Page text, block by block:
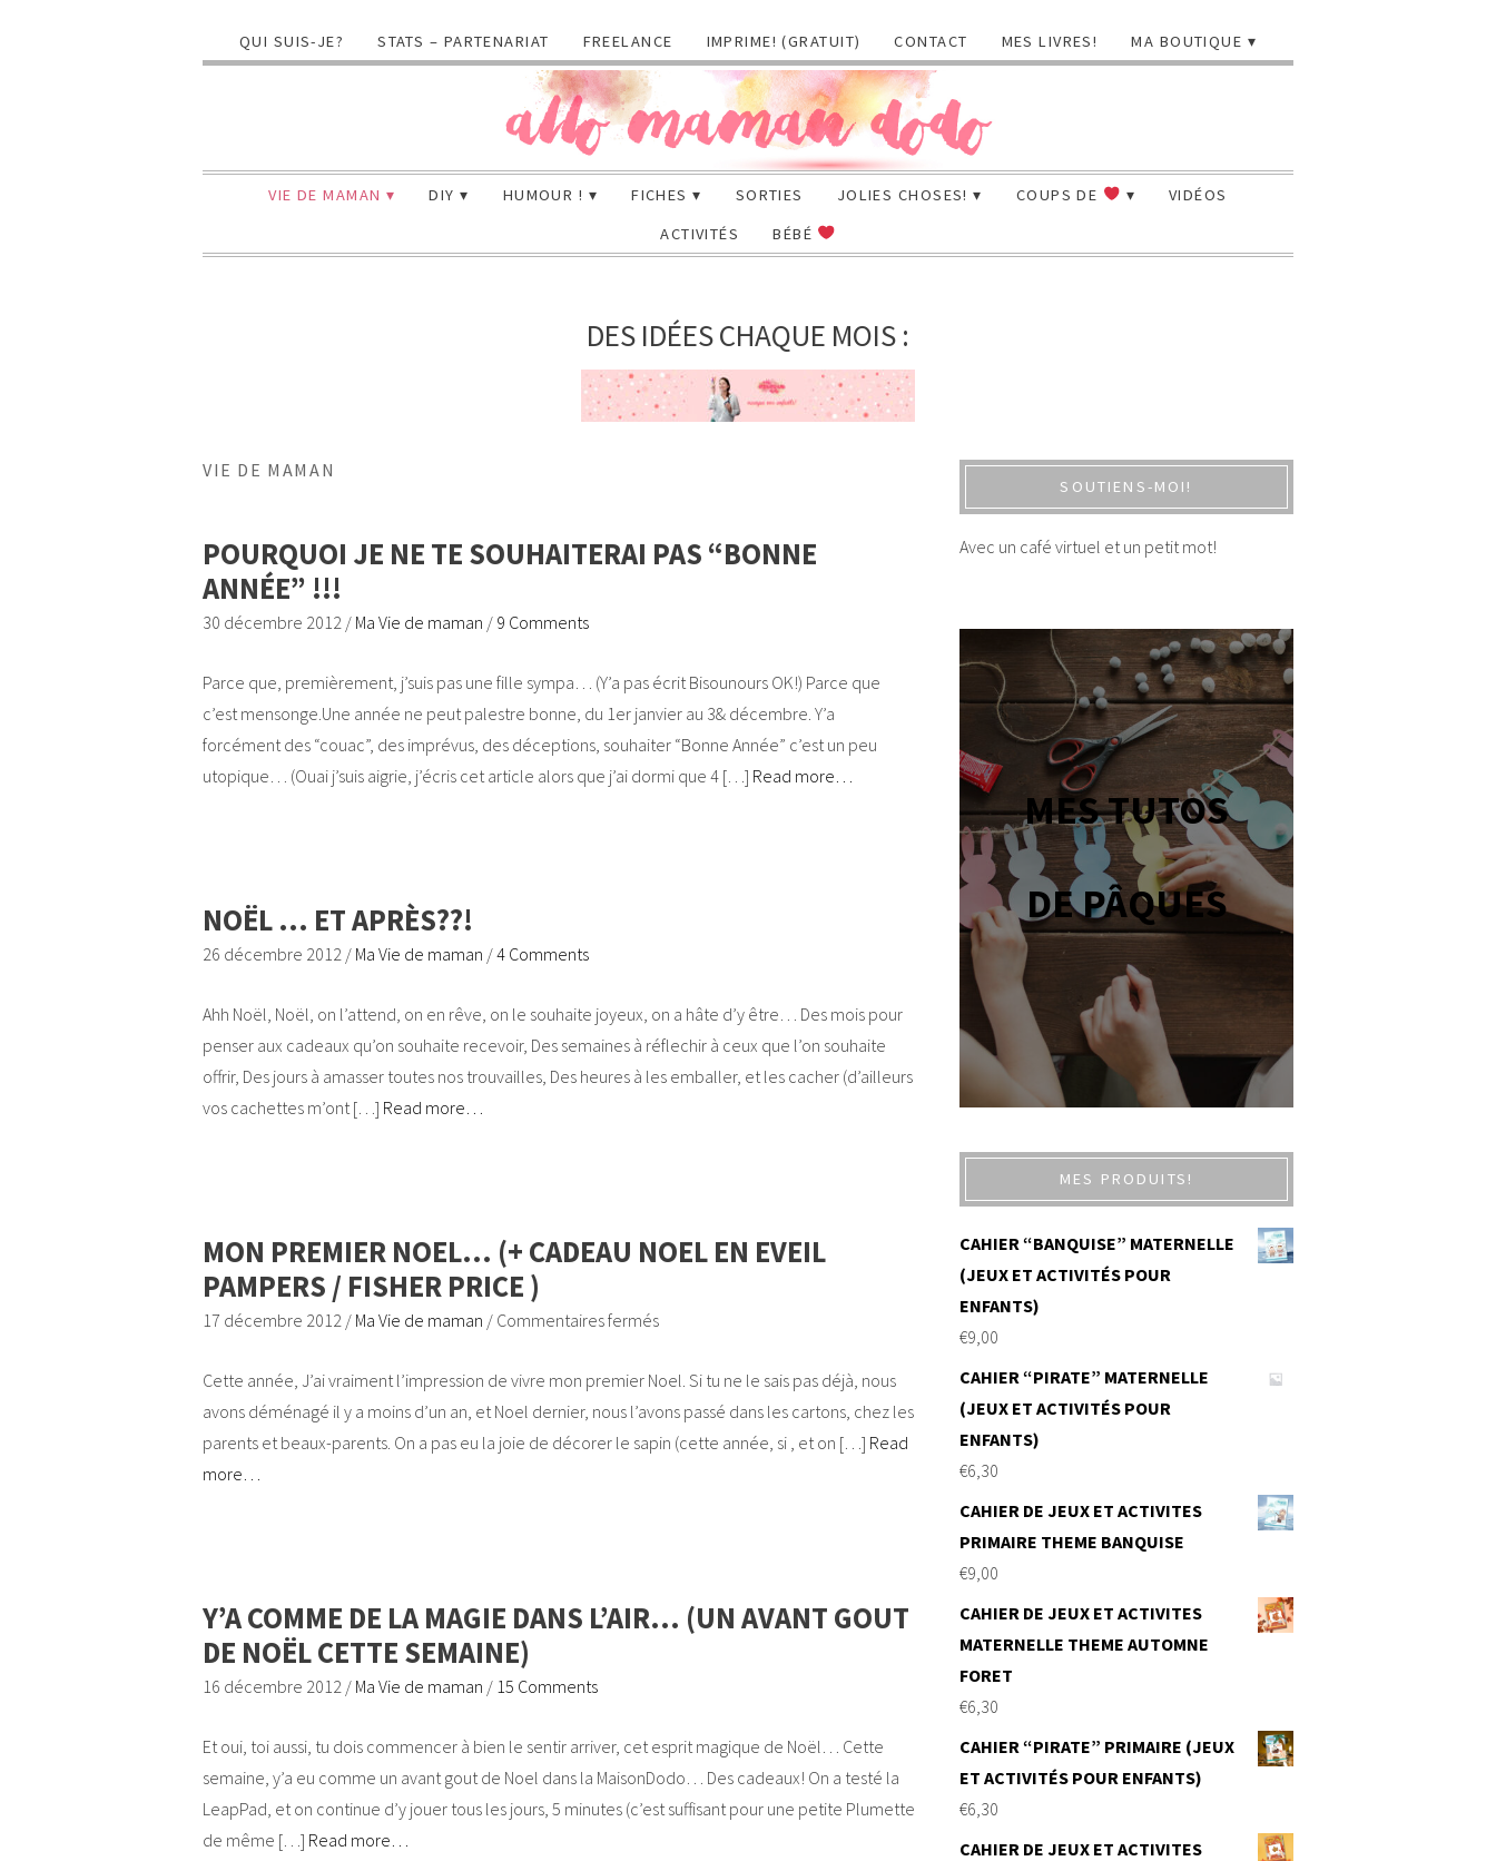
QUI SUIS-JE? STATS – PARTENARIAT FREELANCE IMPRIME! (GRATUIT) CONTACT MES LIVRES! MA BOUTIQUE
VIE DE MAMAN DIY HUMOUR ! FICHES SORTIES JOLIES CHOSES! COUPS DE
VIDÉOS
ACTIVITÉS
BÉBÉ
DES IDÉES CHAQUE MOIS :
VIE DE MAMAN
POURQUOI JE NE TE SOUHAITERAI PAS “BONNE
ANNÉE” !!!
30 décembre 2012 / Ma Vie de maman / 9 Comments
Parce que, premièrement, j’suis pas une fille sympa… (Y’a pas écrit Bisounours OK!) Parce que
c’est mensonge.Une année ne peut palestre bonne, du 1er janvier au 3& décembre. Y’a
forcément des “couac”, des imprévus, des déceptions, souhaiter “Bonne Année” c’est un peu
utopique… (Ouai j’suis aigrie, j’écris cet article alors que j’ai dormi que 4 […] Read more…
NOËL … ET APRÈS??!
26 décembre 2012 / Ma Vie de maman /4 Comments
Ahh Noël, Noël, on l’attend, on en rêve, on le souhaite joyeux, on a hâte d’y être… Des mois pour
penser aux cadeaux qu’on souhaite recevoir, Des semaines à réflechir à ceux que l’on souhaite
offrir, Des jours à amasser toutes nos trouvailles, Des heures à les emballer, et les cacher (d’ailleurs
vos cachettes m’ont […] Read more…
MON PREMIER NOEL… (+ CADEAU NOEL EN EVEIL
PAMPERS / FISHER PRICE )
17 décembre 2012 / Ma Vie de maman / Commentaires fermés
Cette année, J’ai vraiment l’impression de vivre mon premier Noel. Si tu ne le sais pas déjà, nous
avons déménagé il y a moins d’un an, et Noel dernier, nous l’avons passé dans les cartons, chez les
parents et beaux-parents. On a pas eu la joie de décorer le sapin (cette année, si , et on […] Read
more…
Y’A COMME DE LA MAGIE DANS L’AIR… (UN AVANT GOUT
DE NOËL CETTE SEMAINE)
16 décembre 2012 / Ma Vie de maman / 15 Comments
Et oui, toi aussi, tu dois commencer à bien le sentir arriver, cet esprit magique de Noël… Cette
semaine, y’a eu comme un avant gout de Noel dans la MaisonDodo… Des cadeaux! On a testé la
LeapPad, et on continue d’y jouer tous les jours, 5 minutes (c’est suffisant pour une petite Plumette
de même […] Read more…
SOUTIENS-MOI!
Avec un café virtuel et un petit mot!
MES TUTOS
DE PÂQUES
MES PRODUITS!
CAHIER “BANQUISE” MATERNELLE
(JEUX ET ACTIVITÉS POUR
ENFANTS)
€9,00
CAHIER “PIRATE” MATERNELLE
(JEUX ET ACTIVITÉS POUR
ENFANTS)
€6,30
CAHIER DE JEUX ET ACTIVITES
PRIMAIRE THEME BANQUISE
€9,00
CAHIER DE JEUX ET ACTIVITES
MATERNELLE THEME AUTOMNE
FORET
€6,30
CAHIER “PIRATE” PRIMAIRE (JEUX
ET ACTIVITÉS POUR ENFANTS)
€6,30
CAHIER DE JEUX ET ACTIVITES